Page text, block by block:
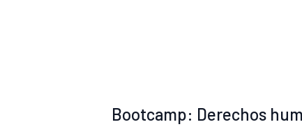
Bootcamp: Derechos